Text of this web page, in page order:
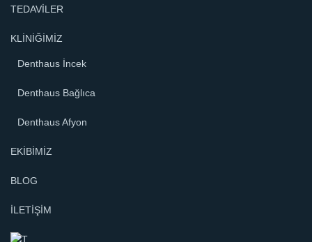
TEDAVİLER
KLİNİĞİMİZ
Denthaus İncek
Denthaus Bağlıca
Denthaus Afyon
EKİBİMİZ
BLOG
İLETİŞİM